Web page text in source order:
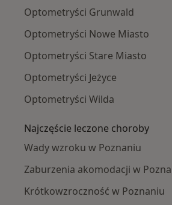
Optometryści Grunwald
Optometryści Nowe Miasto
Optometryści Stare Miasto
Optometryści Jeżyce
Optometryści Wilda
Najczęście leczone choroby
Wady wzroku w Poznaniu
Zaburzenia akomodacji w
Krótkowzroczność w Poznaniu